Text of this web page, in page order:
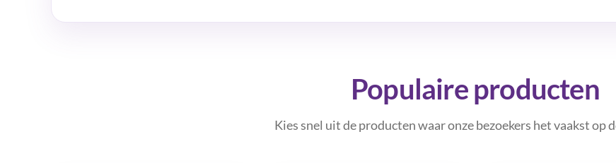
Populaire producten
Kies snel uit de producten waar onze bezoekers het vaakst op